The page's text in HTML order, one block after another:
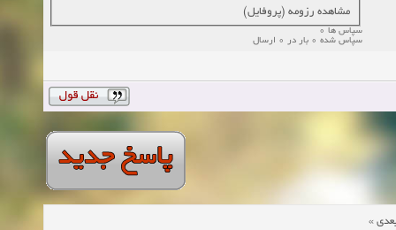
مشاهده رزومه (پروفایل)
سپاس ها 0
سپاس شده 0 بار در 0 ارسال
»